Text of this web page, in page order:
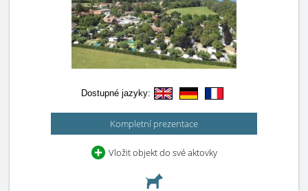
Dostupné jazyky:
Kompletní prezentace
Vložit objekt do své aktovky